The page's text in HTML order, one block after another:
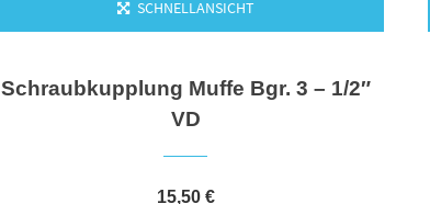
SCHNELLANSICHT
Schraubkupplung Muffe Bgr. 3 – 1/2″
VD
15,50 €